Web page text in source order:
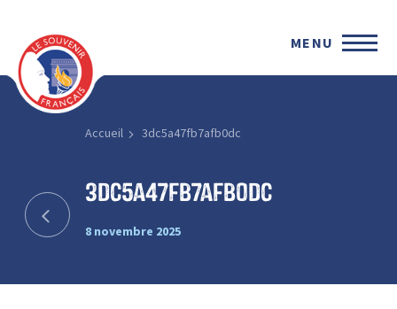
MENU
Accueil 3dc5a47fb7afb0dc
3dc5a47fb7afb0dc
8 novembre 2025